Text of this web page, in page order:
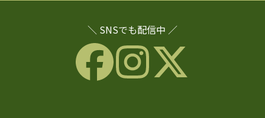
＼ SNSでも配信中 ／